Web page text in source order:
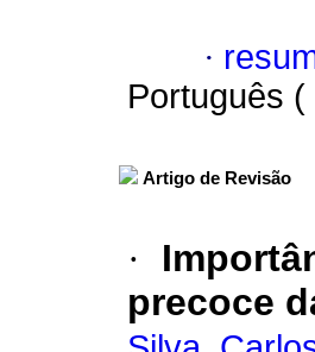
·
Português (
Artigo de Revisão
·
precoce